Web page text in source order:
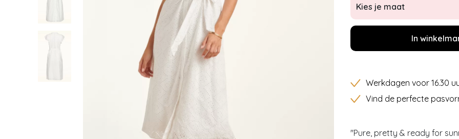
Kies je maat
In
Werkdagen voor 16.30
Vind de perfecte
''Pure, pretty & ready for